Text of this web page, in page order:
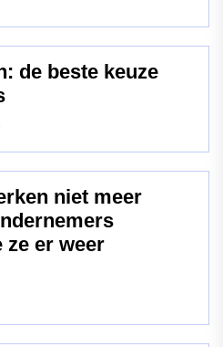
de beste keuze
niet meer
ze er weer